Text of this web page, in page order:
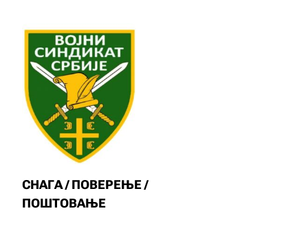
СНАГА / ПОВЕРЕЊЕ /
ПОШТОВАЊЕ